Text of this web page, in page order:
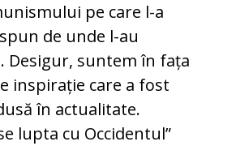
pe care l-a
de unde l-au
suntem în fața
inspirație care a fost
în actualitate.
lupta cu Occidentul”